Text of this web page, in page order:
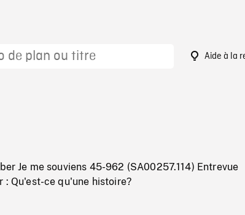
Aide à la
Je me souviens 45-962 (SA00257.114) Entrevue
: Qu'est-ce qu'une histoire?